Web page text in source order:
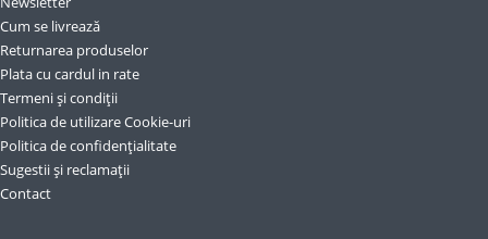
Cum se livrează
Returnarea produselor
Plata cu cardul in rate
Termeni și condiții
Politica de utilizare Cookie-uri
Politica de confidențialitate
Sugestii și reclamații
Contact